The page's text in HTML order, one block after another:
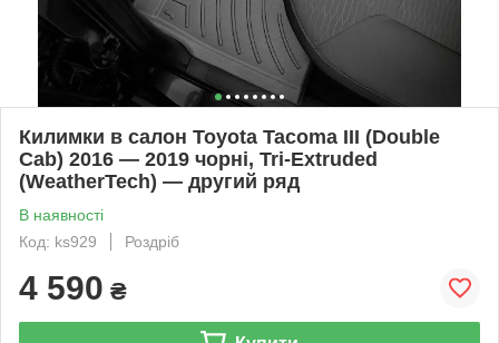
Килимки в салон Toyota Tacoma III (Double
Cab) 2016 — 2019 чорні, Tri-Extruded
(WeatherTech) — другий ряд
В наявності
Код: ks929
Роздріб
4 590 ₴